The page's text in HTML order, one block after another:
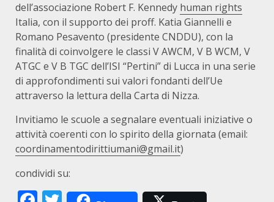
dell’associazione Robert F. Kennedy human rights
Italia, con il supporto dei proff. Katia Giannelli e
Romano Pesavento (presidente CNDDU), con la
finalità di coinvolgere le classi V AWCM, V B WCM, V
ATGC e V B TGC dell’ISI “Pertini” di Lucca in una serie
di approfondimenti sui valori fondanti dell’Ue
attraverso la lettura della Carta di Nizza.
Invitiamo le scuole a segnalare eventuali iniziative o
attività coerenti con lo spirito della giornata (email:
coordinamentodirittiumani@gmail.it)
condividi su: